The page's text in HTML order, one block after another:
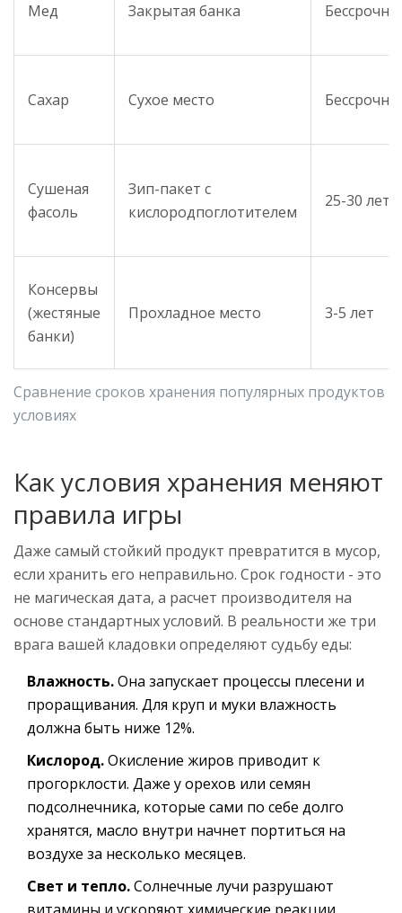
Сравнение сроков хранения популярных продуктов
условиях
Мед Закрытая банка Бессрочно
Сахар Сухое место Бессрочно
Сушеная
фасоль
Зип-пакет с
кислородпоглотителем
25-30 лет
Консервы
(жестяные
банки)
Прохладное место 3-5 лет
Как условия хранения меняют
правила игры
Даже самый стойкий продукт превратится в мусор,
если хранить его неправильно. Срок годности - это
не магическая дата, а расчет производителя на
основе стандартных условий. В реальности же три
врага вашей кладовки определяют судьбу еды:
Влажность.Она запускает процессы плесени и
проращивания. Для круп и муки влажность
должна быть ниже 12%.
Кислород.Окисление жиров приводит к
прогорклости. Даже у орехов или семян
подсолнечника, которые сами по себе долго
хранятся, масло внутри начнет портиться на
воздухе за несколько месяцев.
Свет и тепло.Солнечные лучи разрушают